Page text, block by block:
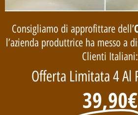
Consigliamo di approfittare dell’
l’azienda produttrice ha messo a
Clienti Italiani:
Offerta Limitata 4 Al
39,90€